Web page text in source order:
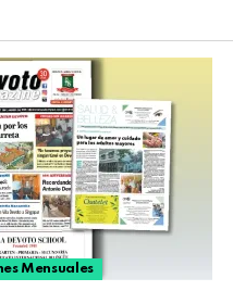
Mensuales